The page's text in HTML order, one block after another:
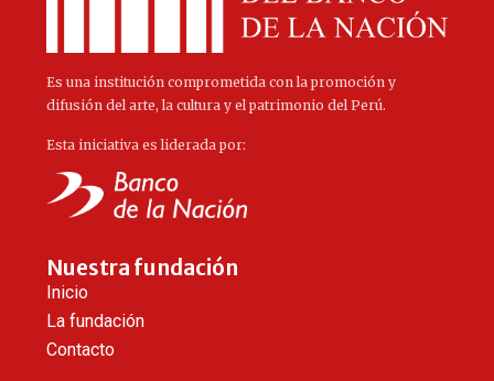
Es una institución comprometida con la promoción y
difusión del arte, la cultura y el patrimonio del Perú.
Esta iniciativa es liderada por:
Nuestra fundación
Inicio
La fundación
Contacto